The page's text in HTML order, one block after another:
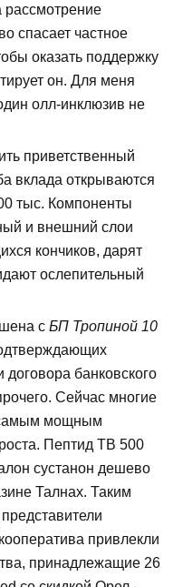
спасает частное
оказать поддержку
он. Для меня
олл-инклюзив не
приветственный
вклада открываются
тыс. Компоненты
и внешний слои
кончиков, дарят
ослепительный
с БП Тропиной 10
банковского
Сейчас многие
самым мощным
Пептид TB 500
сустанон дешево
Талнах. Таким
привлекли
принадлежащие 26